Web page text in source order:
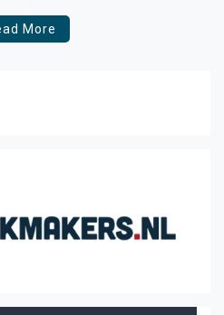
een vuurwerkverbod in
debatteert de Tweede
More